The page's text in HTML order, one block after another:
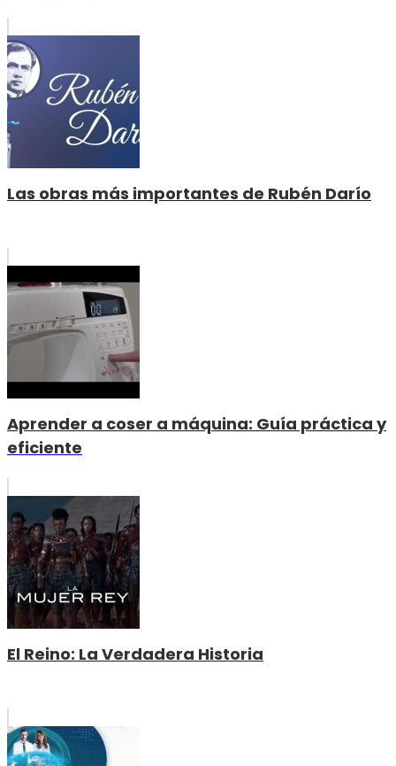
Las obras más importantes de Rubén Darío
Aprender a coser a máquina: Guía práctica y
eficiente
El Reino: La Verdadera Historia